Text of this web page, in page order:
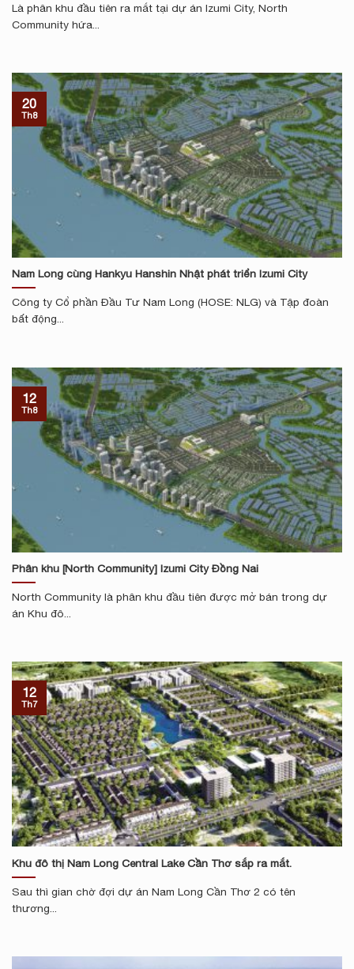
Là phân khu đầu tiên ra mắt tại dự án Izumi City, North
Community hứa...
Nam Long cùng Hankyu Hanshin Nhật phát triển Izumi City
Công ty Cổ phần Đầu Tư Nam Long (HOSE: NLG) và Tập đoàn
bất động...
20
Th8
Phân khu [North Community] Izumi City Đồng Nai
North Community là phân khu đầu tiên được mở bán trong dự
án Khu đô...
12
Th8
Khu đô thị Nam Long Central Lake Cần Thơ sắp ra mắt.
Sau thì gian chờ đợi dự án Nam Long Cần Thơ 2 có tên
thương...
12
Th7